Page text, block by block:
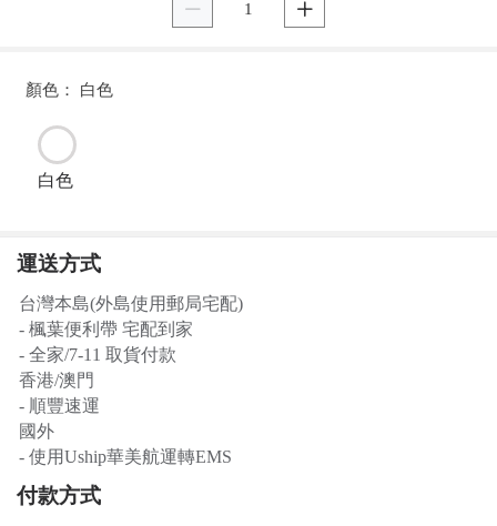
 
顏色： 白色
白色
運送方式
台灣本島(外島使用郵局宅配)
- 楓葉便利帶 宅配到家
- 全家/7-11 取貨付款
香港/澳門
- 順豐速運
國外
- 使用Uship華美航運轉EMS
付款方式